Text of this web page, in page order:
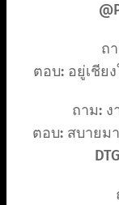
ถ
ตอบ: อยู่เชีย
ถาม: ง
ตอบ: สบายม